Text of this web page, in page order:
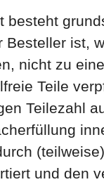
besteht
Besteller ist,
nicht zu
Teile
Teilezahl
und den